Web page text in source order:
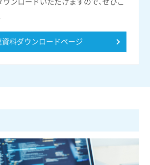
資料ダウンロードページ